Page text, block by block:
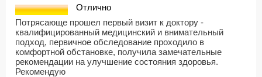
Отлично
Потрясающе прошел первый визит к доктору -
квалифицированный медицинский и внимательный
подход, первичное обследование проходило в
комфортной обстановке, получила замечательные
рекомендации на улучшение состояния здоровья.
Рекомендую